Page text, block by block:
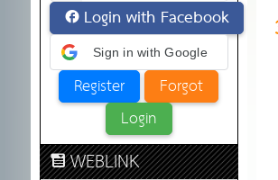
Login with Facebook
Sign in with Google
WEBLINK